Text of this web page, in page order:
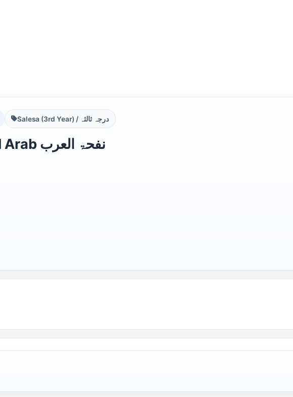
Salesa (3rd Year) / درجہ ثالثہ
Nafhat ul Arab نفحۃ العرب